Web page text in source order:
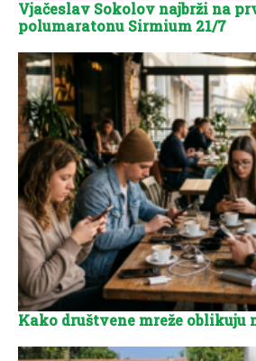
Vjačeslav Sokolov najbrži na
polumaratonu Sirmium 21/7
Kako društvene mreže oblikuju